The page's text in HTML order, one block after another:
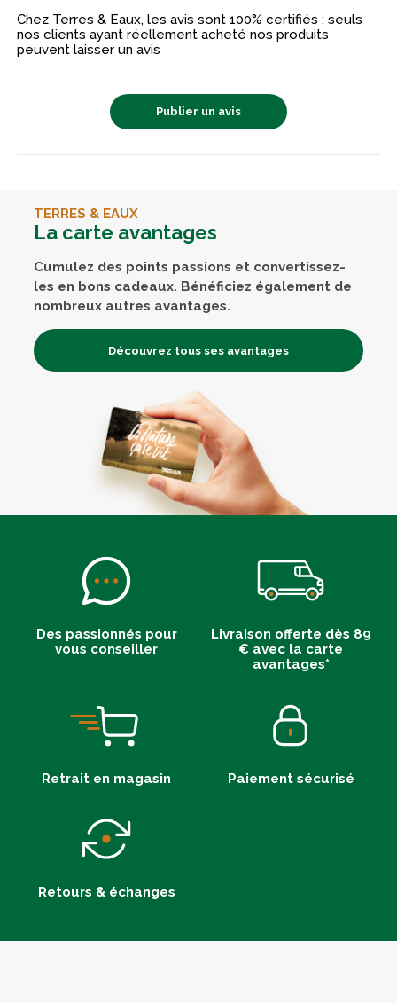
Chez Terres & Eaux, les avis sont 100% certifiés : seuls
nos clients ayant réellement acheté nos produits
peuvent laisser un avis
Publier un avis
TERRES & EAUX
La carte avantages
Cumulez des points passions et convertissez-
les en bons cadeaux. Bénéficiez également de
nombreux autres avantages.
Découvrez tous ses avantages
Des passionnés pour
vous conseiller
Livraison offerte dès 89
€ avec la carte
avantages*
Retrait en magasin Paiement sécurisé
Retours & échanges